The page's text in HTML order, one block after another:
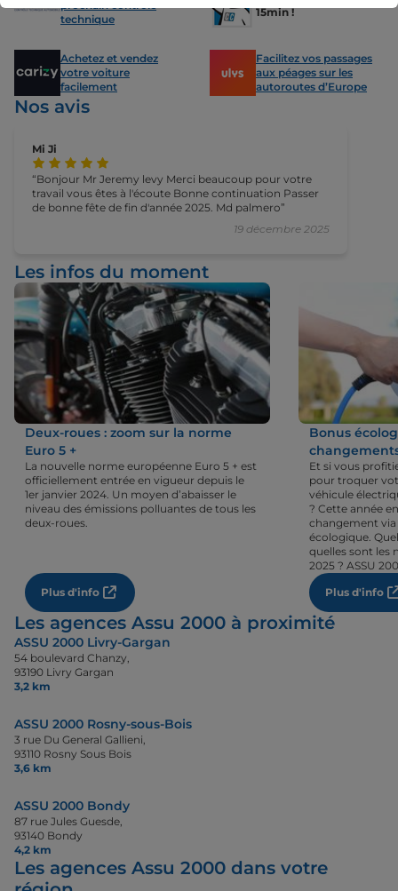
prochain contrôle
technique
15min !
Achetez et vendez
votre voiture
facilement
Facilitez vos passages
aux péages sur les
autoroutes d’Europe
Nos avis
Mi Ji
19 décembre 2025
Bonjour Mr Jeremy levy Merci beaucoup pour votre
travail vous êtes à l'écoute Bonne continuation Passer
de bonne fête de fin d'année 2025. Md palmero
Les infos du moment
Deux-roues : zoom sur la norme
Euro 5 +
La nouvelle norme européenne Euro 5 + est
officiellement entrée en vigueur depuis le
1er janvier 2024. Un moyen d’abaisser le
niveau des émissions polluantes de tous les
deux-roues.
Plus d'info
Bonus
Et si vous
pour troquer
véhicule
? Cette année
changement
écologique.
quelles sont les
2025 ? ASSU
Plus d'info
Les agences Assu 2000 à proximité
ASSU 2000 Livry-Gargan
54 boulevard Chanzy,
93190 Livry Gargan
3,2 km
ASSU 2000 Rosny-sous-Bois
3 rue Du General Gallieni,
93110 Rosny Sous Bois
3,6 km
ASSU 2000 Bondy
87 rue Jules Guesde,
93140 Bondy
4,2 km
Les agences Assu 2000 dans votre